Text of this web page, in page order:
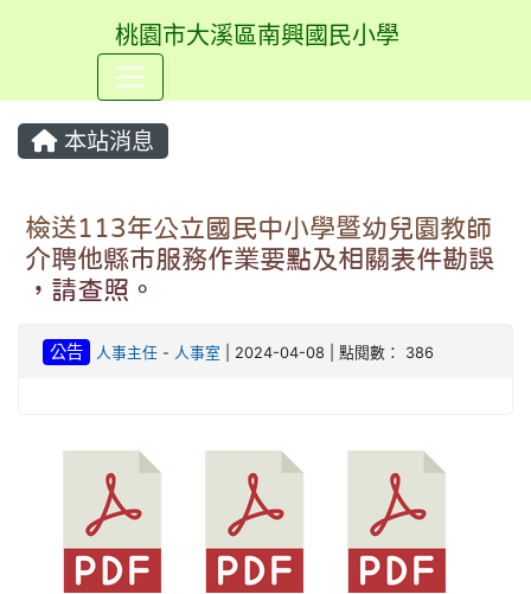
桃園市大溪區南興國民小學
本站消息
檢送113年公立國民中小學暨幼兒園教師
介聘他縣巿服務作業要點及相關表件勘誤
，請查照。
公告 人事主任- 人事室 | 2024-04-08 | 點閱數： 386